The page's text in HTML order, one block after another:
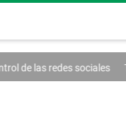
sociales Trump firma un